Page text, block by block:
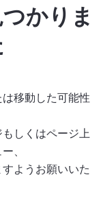
かりま
移動した可能性
しくはページ上
、
ようお願いいた